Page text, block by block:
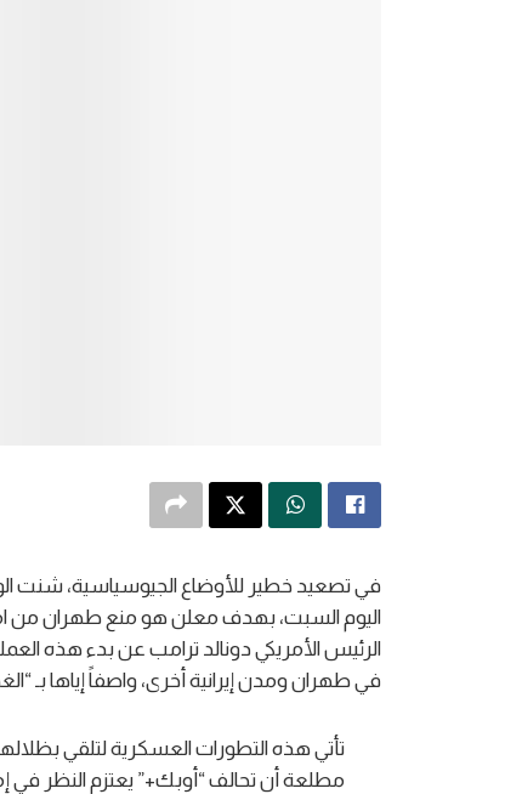
في تصعيد خطير للأوضاع الجيوسياسية، شنت
الرئيس الأمريكي دونالد ترامب عن بدء هذه
في طهران ومدن إيرانية أخرى، واصفاً إياها بـ
تأتي هذه التطورات العسكرية لتلقي
مطلعة أن تحالف “أوبك+” يعتزم النظر في